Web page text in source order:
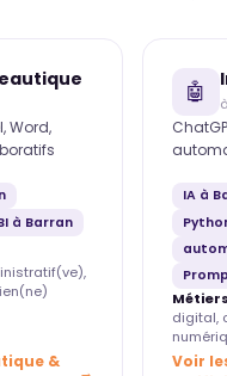
Word,
à Barran
&
🤖
IA à
digital,
Voir